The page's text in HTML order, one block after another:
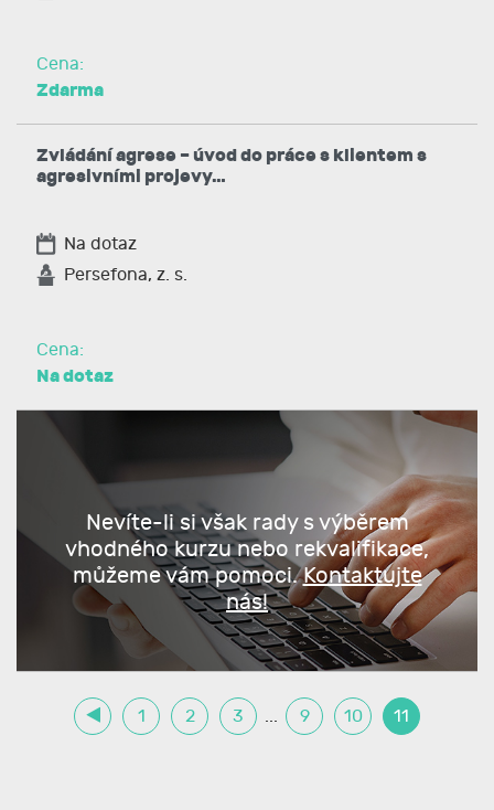
Cena:
Zdarma
Zvládání agrese – úvod do práce s klientem s
agresivními projevy…
Na dotaz
Persefona, z. s.
Cena:
Na dotaz
Nevíte-li si však rady s výběrem
vhodného kurzu nebo rekvalifikace,
můžeme vám pomoci.Kontaktujte
nás!
1 2 3 ... 9 10 11